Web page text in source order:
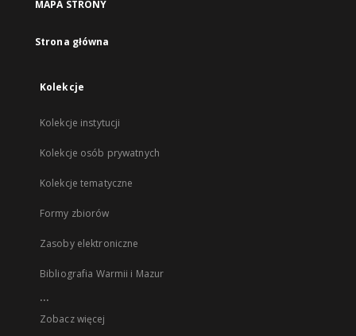
MAPA STRONY
Strona główna
Kolekcje
Kolekcje instytucji
Kolekcje osób prywatnych
Kolekcje tematyczne
Formy zbiorów
Zasoby elektroniczne
Bibliografia Warmii i Mazur
...
Zobacz więcej